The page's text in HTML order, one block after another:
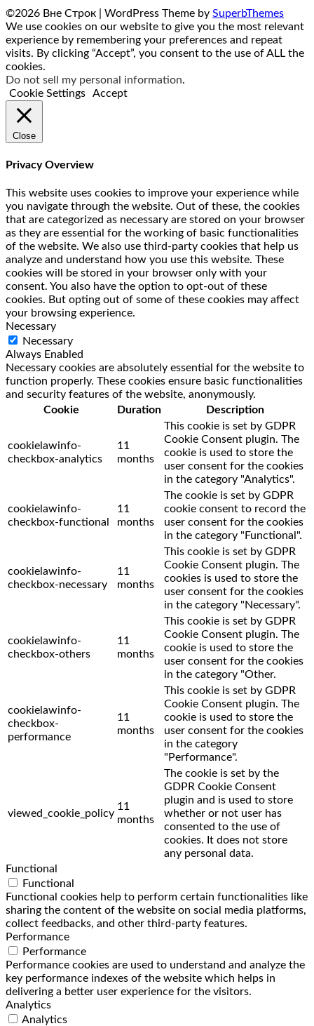
©2026 Вне Строк | WordPress Theme by SuperbThemes
We use cookies on our website to give you the most relevant
experience by remembering your preferences and repeat
visits. By clicking “Accept”, you consent to the use of ALL the
cookies.
Do not sell my personal information.
Cookie Settings
Accept
Close
Privacy Overview
This website uses cookies to improve your experience while
you navigate through the website. Out of these, the cookies
that are categorized as necessary are stored on your browser
as they are essential for the working of basic functionalities
of the website. We also use third-party cookies that help us
analyze and understand how you use this website. These
cookies will be stored in your browser only with your
consent. You also have the option to opt-out of these
cookies. But opting out of some of these cookies may affect
your browsing experience.
Necessary
Necessary
Always Enabled
Necessary cookies are absolutely essential for the website to
function properly. These cookies ensure basic functionalities
and security features of the website, anonymously.
Cookie
Duration Description
cookielawinfo-
checkbox-analytics
11
months
This cookie is set by GDPR
Cookie Consent plugin. The
cookie is used to store the
user consent for the cookies
in the category "Analytics".
cookielawinfo-
checkbox-functional
11
months
The cookie is set by GDPR
cookie consent to record the
user consent for the cookies
in the category "Functional".
cookielawinfo-
checkbox-necessary
11
months
This cookie is set by GDPR
Cookie Consent plugin. The
cookies is used to store the
user consent for the cookies
in the category "Necessary".
cookielawinfo-
checkbox-others
11
months
This cookie is set by GDPR
Cookie Consent plugin. The
cookie is used to store the
user consent for the cookies
in the category "Other.
cookielawinfo-
checkbox-
performance
11
months
This cookie is set by GDPR
Cookie Consent plugin. The
cookie is used to store the
user consent for the cookies
in the category
"Performance".
viewed_cookie_policy
11
months
The cookie is set by the
GDPR Cookie Consent
plugin and is used to store
whether or not user has
consented to the use of
cookies. It does not store
any personal data.
Functional
Functional
Functional cookies help to perform certain functionalities like
sharing the content of the website on social media platforms,
collect feedbacks, and other third-party features.
Performance
Performance
Performance cookies are used to understand and analyze the
key performance indexes of the website which helps in
delivering a better user experience for the visitors.
Analytics
Analytics